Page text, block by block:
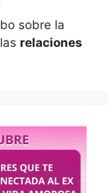
sobre la
relaciones